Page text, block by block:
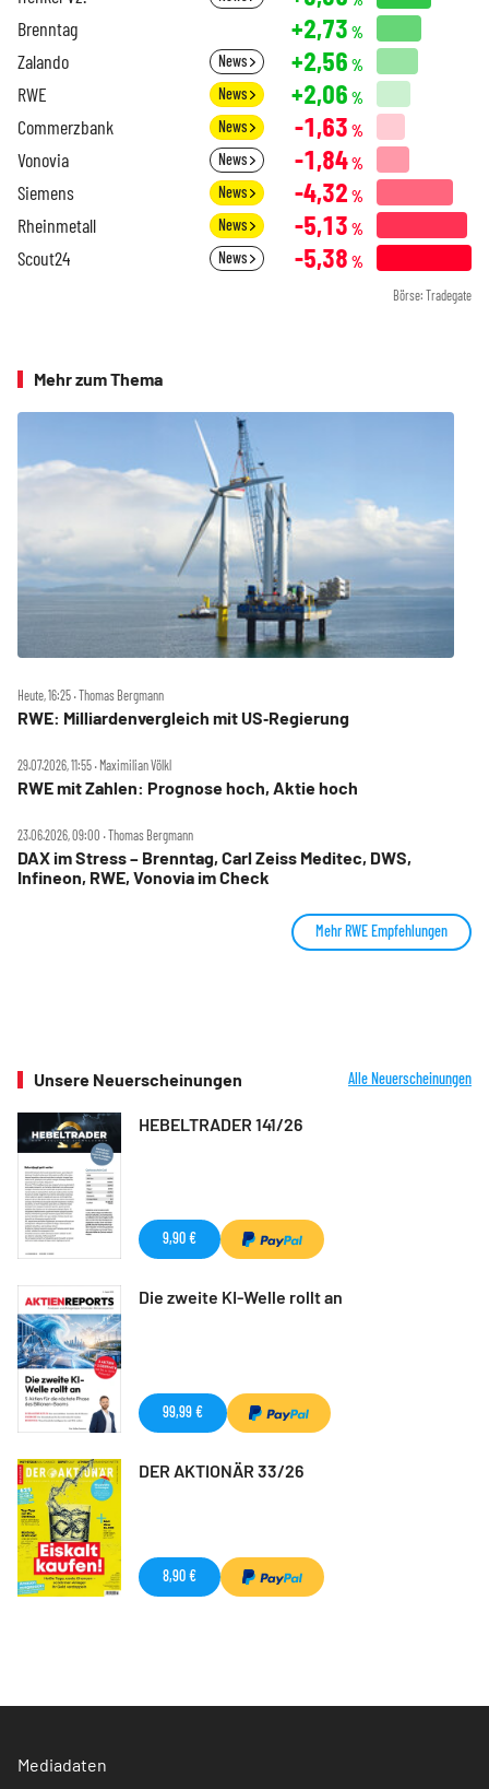
Brenntag +2,73 %
Zalando News +2,56 %
RWE News +2,06 %
Commerzbank News -1,63 %
Vonovia News -1,84%
Siemens News -4,32 %
Rheinmetall News -5,13 %
Scout24 News -5,38 %
Börse: Tradegate
Mehr zum Thema
Heute, 16:25 ‧ Thomas Bergmann
RWE: Milliardenvergleich mit US‑Regierung
29.07.2026, 11:55 ‧ Maximilian Völkl
RWE mit Zahlen: Prognose hoch, Aktie hoch
23.06.2026, 09:00 ‧ Thomas Bergmann
DAX im Stress – Brenntag, Carl Zeiss Meditec, DWS,
Infineon, RWE, Vonovia im Check
Mehr RWE Empfehlungen
Unsere Neuerscheinungen Alle Neuerscheinungen
HEBELTRADER 141/26
9,90 €
Die zweite KI-Welle rollt an
99,99 €
DER AKTIONÄR 33/26
8,90 €
Mediadaten